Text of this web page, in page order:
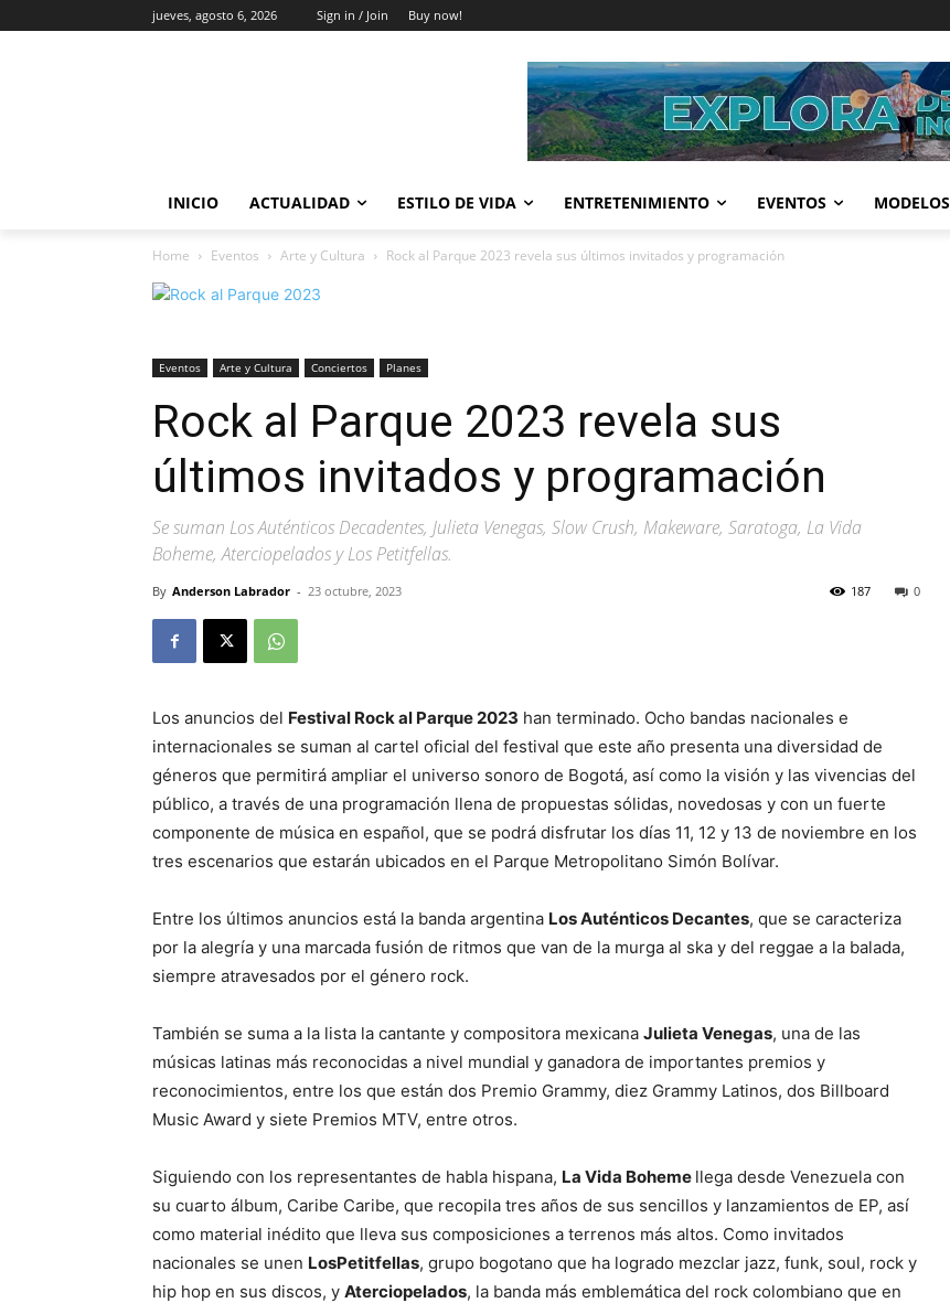
jueves, agosto 6, 2026 Sign in / Join Buy now!
INICIO ACTUALIDAD ESTILO DE VIDA ENTRETENIMIENTO EVENTOS MODELOS
Home Eventos Arte y Cultura Rock al Parque 2023 revela sus últimos invitados y programación
Eventos Arte y Cultura Conciertos Planes
Rock al Parque 2023 revela sus
últimos invitados y programación
Se suman Los Auténticos Decadentes, Julieta Venegas, Slow Crush, Makeware, Saratoga, La Vida
Boheme, Aterciopelados y Los Petitfellas.
By Anderson Labrador - 23 octubre, 2023 0
187
Los anuncios del Festival Rock al Parque 2023 han terminado. Ocho bandas nacionales e
internacionales se suman al cartel oficial del festival que este año presenta una diversidad de
géneros que permitirá ampliar el universo sonoro de Bogotá, así como la visión y las vivencias del
público, a través de una programación llena de propuestas sólidas, novedosas y con un fuerte
componente de música en español, que se podrá disfrutar los días 11, 12 y 13 de noviembre en los
tres escenarios que estarán ubicados en el Parque Metropolitano Simón Bolívar.
Entre los últimos anuncios está la banda argentina Los Auténticos Decantes, que se caracteriza
por la alegría y una marcada fusión de ritmos que van de la murga al ska y del reggae a la balada,
siempre atravesados por el género rock.
También se suma a la lista la cantante y compositora mexicana Julieta Venegas, una de las
músicas latinas más reconocidas a nivel mundial y ganadora de importantes premios y
reconocimientos, entre los que están dos Premio Grammy, diez Grammy Latinos, dos Billboard
Music Award y siete Premios MTV, entre otros.
Siguiendo con los representantes de habla hispana, La Vida Boheme llega desde Venezuela con
su cuarto álbum, Caribe Caribe, que recopila tres años de sus sencillos y lanzamientos de EP, así
como material inédito que lleva sus composiciones a terrenos más altos. Como invitados
nacionales se unen LosPetitfellas, grupo bogotano que ha logrado mezclar jazz, funk, soul, rock y
hip hop en sus discos, y Aterciopelados, la banda más emblemática del rock colombiano que en